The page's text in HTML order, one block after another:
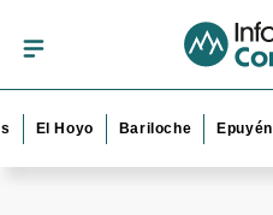
El Hoyo Bariloche Epuyén